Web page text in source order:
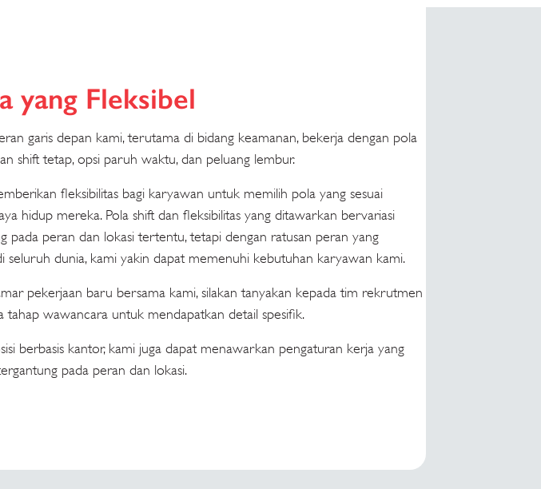
yang Fleksibel
garis depan kami, terutama di bidang keamanan, bekerja dengan pola
shift tetap, opsi paruh waktu, dan peluang lembur.
fleksibilitas bagi karyawan untuk memilih pola yang sesuai
hidup mereka. Pola shift dan fleksibilitas yang ditawarkan bervariasi
pada peran dan lokasi tertentu, tetapi dengan ratusan peran yang
seluruh dunia, kami yakin dapat memenuhi kebutuhan karyawan kami.
pekerjaan baru bersama kami, silakan tanyakan kepada tim rekrutmen
tahap wawancara untuk mendapatkan detail spesifik.
berbasis kantor, kami juga dapat menawarkan pengaturan kerja yang
pada peran dan lokasi.